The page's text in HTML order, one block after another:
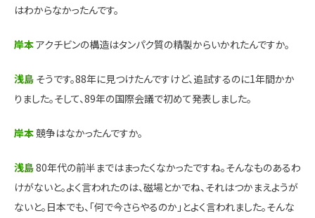
はわからなかったんです。
岸本アクチビンの構造はタンパク質の精製からいかれたんですか。
浅島 そうです。88年に見つけたんですけど、追試するのに1年間かか
りました。そして、89年の国際会議で初めて発表しました。
岸本 競争はなかったんですか。
浅島80年代の前半まではまったくなかったですね。そんなものあるわ
けがないと。よく言われたのは、磁場とかでね、それはつかまえようが
ないと。日本でも、「何で今さらやるのか」とよく言われました。そんな